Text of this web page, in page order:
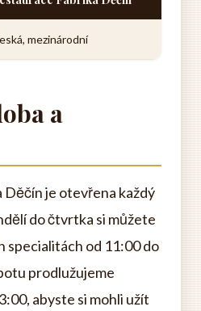
mezinárodní
a
Děčín je otevřena každý
do čtvrtka si můžete
specialitách od 11:00 do
prodlužujeme
abyste si mohli užít